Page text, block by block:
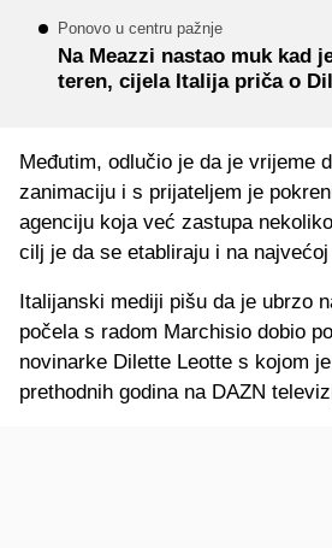
Ponovo u centru pažnje
Na Meazzi nastao muk kad
teren, cijela Italija priča o
Međutim, odlučio je da je vrijeme
zanimaciju i s prijateljem je
agenciju koja već zastupa
cilj je da se etabliraju i na
Italijanski mediji pišu da je ubrzo
počela s radom Marchisio dobio
novinarke Dilette Leotte s kojom
prethodnih godina na DAZN